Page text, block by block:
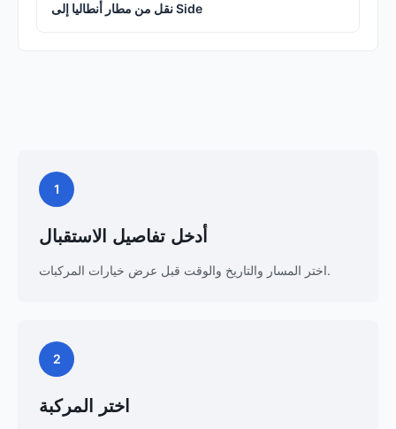
نقل من مطار أنطاليا إلى Side
1
أدخل تفاصيل الاستقبال
اختر المسار والتاريخ والوقت قبل عرض خيارات المركبات.
2
اختر المركبة